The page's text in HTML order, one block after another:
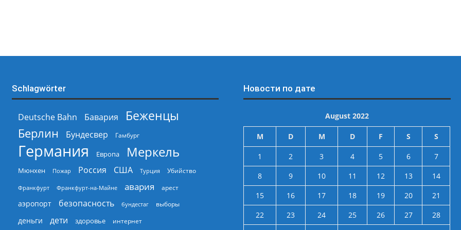
Schlagwörter
Deutsche Bahn Бавария
Беженцы
Берлин
Бундесвер Гамбург
Германия Европа Меркель
Мюнхен Пожар Россия США Турция Убийство
Франкфурт Франкфурт-на-Майне авария арест
аэропорт безопасность бундестаг выборы
деньги дети здоровье интернет
Новости по дате
August 2022
M D M D F S S
1 2 3 4 5 6
7
8
9 10 11 12 13
14
15
16 17 18 19 20
21
22
23 24 25 26 27
28